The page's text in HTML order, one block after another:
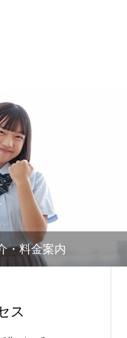
・料金案内
ス